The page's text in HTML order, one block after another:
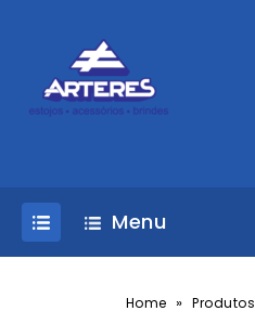
Menu
Home » Produtos